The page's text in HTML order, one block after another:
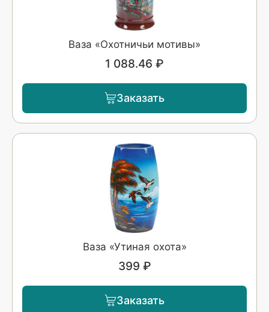
Ваза «Охотничьи мотивы»
1 088.46 ₽
Заказать
Ваза «Утиная охота»
399 ₽
Заказать